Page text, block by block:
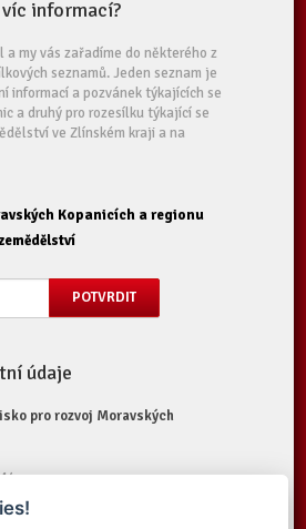
informací?
my vás zařadíme do některého z
seznamů. Jeden seznam je
informací a pozvánek týkajících se
a druhý pro rozesílku týkající se
ve Zlínském kraji a na
Kopanicích a regionu
údaje
pro rozvoj Moravských